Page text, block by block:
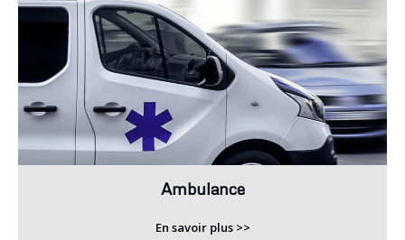
Ambulance
En savoir plus >>